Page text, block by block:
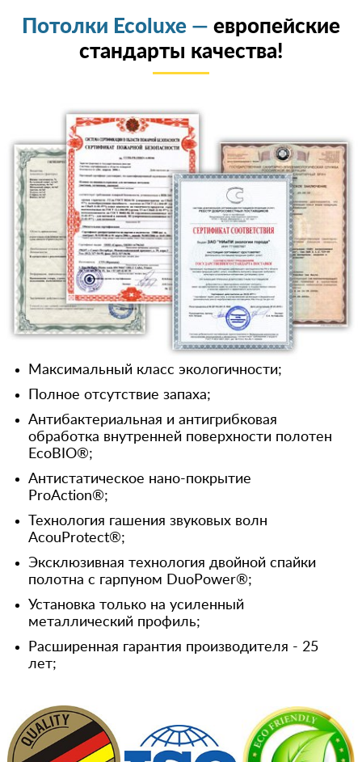
Потолки Ecoluxe — европейские
стандарты качества!
Максимальный класс экологичности;
Полное отсутствие запаха;
Антибактериальная и антигрибковая
обработка внутренней поверхности полотен
EcoBIO®;
Антистатическое нано-покрытие
ProAction®;
Технология гашения звуковых волн
AcouProtect®;
Эксклюзивная технология двойной спайки
полотна с гарпуном DuoPower®;
Установка только на усиленный
металлический профиль;
Расширенная гарантия производителя - 25
лет;